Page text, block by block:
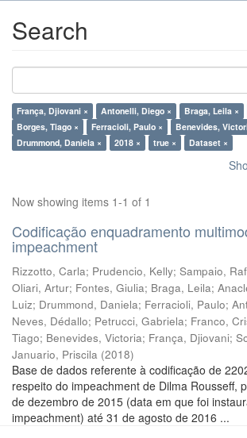
Search
França, Djiovani × Antonelli, Diego × Braga, Leila ×
Borges, Tiago ×
Ferracioli, Paulo ×
Benevides,
Drummond, Daniela ×
2018 × true × Dataset ×
Now showing items 1-1 of 1
Codificação enquadramento
impeachment
Rizzotto, Carla; Prudencio, Kelly; Sampaio,
Oliari, Artur; Fontes, Giulia; Braga, Leila;
Luiz; Drummond, Daniela; Ferracioli, Paulo;
Neves, Dédallo; Petrucci, Gabriela; Franco,
Tiago; Benevides, Victoria; França, Djiovani;
Januario, Priscila (2018)
Base de dados referente à codificação de
respeito do impeachment de Dilma Rousseff,
de dezembro de 2015 (data em que foi
impeachment) até 31 de agosto de 2016 ...